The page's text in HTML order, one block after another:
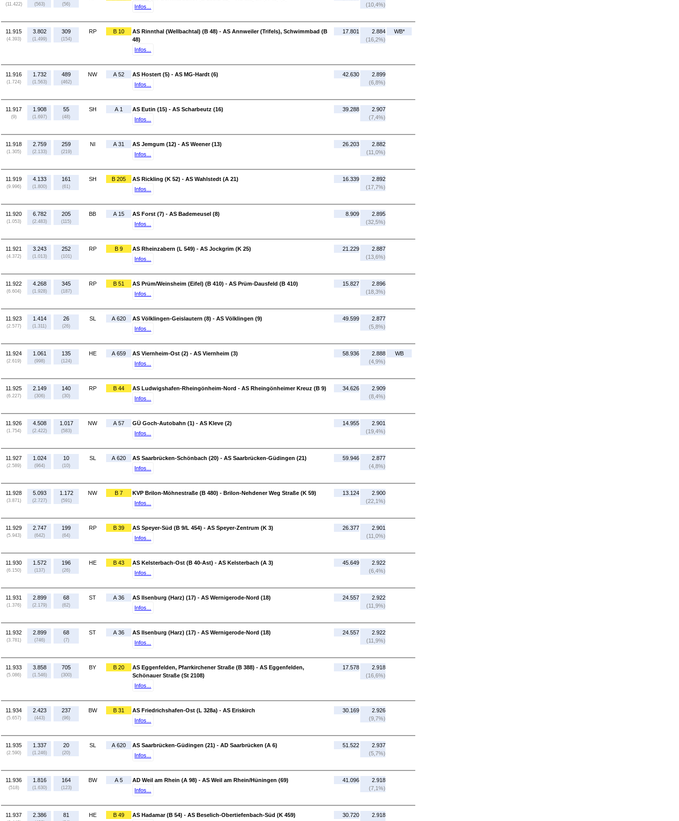
(11.422) (563) (56)
Infos...
(10,4%)
11.915
(4.393)
3.802
(1.499)
309
(154)
RP B 10
AS Rinnthal (Wellbachtal) (B 48) - AS Annweiler (Trifels), Schwimmbad (B
48)
Infos...
17.801
2.884
(16,2%)
WB*
11.916
(1.724)
1.732
(1.563)
489
(462)
NW A 52
AS Hostert (5) - AS MG-Hardt (6)
Infos...
42.630
2.899
(6,8%)
11.917
(9)
1.908
(1.697)
55
(48)
SH A 1
AS Eutin (15) - AS Scharbeutz (16)
Infos...
39.288
2.907
(7,4%)
11.918
(1.305)
2.759
(2.133)
259
(219)
NI A 31
AS Jemgum (12) - AS Weener (13)
Infos...
26.203
2.882
(11,0%)
11.919
(9.996)
4.133
(1.800)
161
(61)
SH B 205
AS Rickling (K 52) - AS Wahlstedt (A 21)
Infos...
16.339
2.892
(17,7%)
11.920
(1.053)
6.782
(2.483)
205
(115)
BB A 15
AS Forst (7) - AS Bademeusel (8)
Infos...
8.909
2.895
(32,5%)
11.921
(4.372)
3.243
(1.013)
252
(101)
RP B 9
AS Rheinzabern (L 549) - AS Jockgrim (K 25)
Infos...
21.229
2.887
(13,6%)
11.922
(6.604)
4.268
(1.928)
345
(187)
RP B 51
AS Prüm/Weinsheim (Eifel) (B 410) - AS Prüm-Dausfeld (B 410)
Infos...
15.827
2.896
(18,3%)
11.923
(2.577)
1.414
(1.311)
26
(26)
SL A 620
AS Völklingen-Geislautern (8) - AS Völklingen (9)
Infos...
49.599
2.877
(5,8%)
11.924
(2.619)
1.061
(998)
135
(124)
HE A 659
AS Viernheim-Ost (2) - AS Viernheim (3)
Infos...
58.936
2.888
(4,9%)
WB
11.925
(6.227)
2.149
(306)
140
(30)
RP B 44
AS Ludwigshafen-Rheingönheim-Nord - AS Rheingönheimer Kreuz (B 9)
Infos...
34.626
2.909
(8,4%)
11.926
(1.754)
4.508
(2.422)
1.017
(583)
NW A 57
GÜ Goch-Autobahn (1) - AS Kleve (2)
Infos...
14.955
2.901
(19,4%)
11.927
(2.589)
1.024
(964)
10
(10)
SL A 620
AS Saarbrücken-Schönbach (20) - AS Saarbrücken-Güdingen (21)
Infos...
59.946
2.877
(4,8%)
11.928
(3.871)
5.093
(2.727)
1.172
(591)
NW B 7
KVP Brilon-Möhnestraße (B 480) - Brilon-Nehdener Weg Straße (K 59)
Infos...
13.124
2.900
(22,1%)
11.929
(5.943)
2.747
(642)
199
(64)
RP B 39
AS Speyer-Süd (B 9/L 454) - AS Speyer-Zentrum (K 3)
Infos...
26.377
2.901
(11,0%)
11.930
(6.150)
1.572
(137)
196
(26)
HE B 43
AS Kelsterbach-Ost (B 40-Ast) - AS Kelsterbach (A 3)
Infos...
45.649
2.922
(6,4%)
11.931
(1.376)
2.899
(2.179)
68
(62)
ST A 36
AS Ilsenburg (Harz) (17) - AS Wernigerode-Nord (18)
Infos...
24.557
2.922
(11,9%)
11.932
(3.781)
2.899
(746)
68
(7)
ST A 36
AS Ilsenburg (Harz) (17) - AS Wernigerode-Nord (18)
Infos...
24.557
2.922
(11,9%)
11.933
(5.086)
3.858
(1.546)
705
(300)
BY B 20
AS Eggenfelden, Pfarrkirchener Straße (B 388) - AS Eggenfelden,
Schönauer Straße (St 2108)
Infos...
17.578
2.918
(16,6%)
11.934
(5.657)
2.423
(443)
237
(96)
BW B 31
AS Friedrichshafen-Ost (L 328a) - AS Eriskirch
Infos...
30.169
2.926
(9,7%)
11.935
(2.590)
1.337
(1.246)
20
(20)
SL A 620
AS Saarbrücken-Güdingen (21) - AD Saarbrücken (A 6)
Infos...
51.522
2.937
(5,7%)
11.936
(518)
1.816
(1.630)
164
(123)
BW A 5
AD Weil am Rhein (A 98) - AS Weil am Rhein/Hüningen (69)
Infos...
41.096
2.918
(7,1%)
11.937 2.386 81 HE B 49 AS Hadamar (B 54) - AS Beselich-Obertiefenbach-Süd (K 459) 30.720
2.918